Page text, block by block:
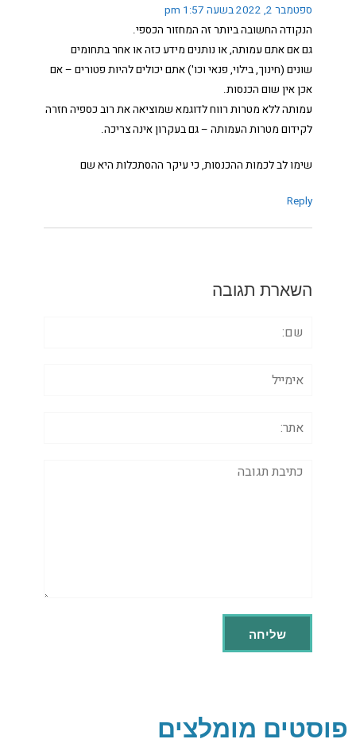
ספטמבר 2, 2022 בשעה 1:57 pm
הנקודה החשובה ביותר זה המחזור הכספי.
גם אם אתם עמותה, או נותנים מידע כזה או אחר בתחומים
שונים (חינוך, בילוי, פנאי וכו') אתם יכולים להיות פטורים – אם
אכן אין שום הכנסות.
עמותה ללא מטרות רווח לדוגמא שמוציאה את רוב כספיה חזרה
לקידום מטרות העמותה – גם בעקרון אינה צריכה.
שימו לב לכמות ההכנסות, כי עיקר ההסתכלות היא שם
Reply
השארת תגובה
תגובה
פוסטים מומלצים